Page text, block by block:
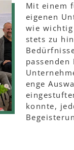
Mit einem
eigenen
wie
stets zu
enge
konnte,